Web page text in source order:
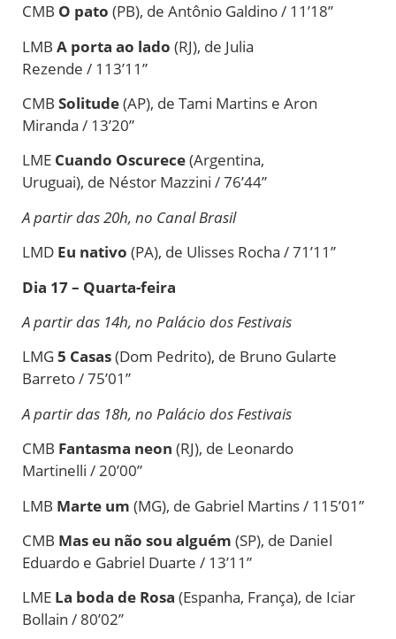
CMB O pato (PB), de Antônio Galdino / 11’18”
LMB A porta ao lado (RJ), de Julia
Rezende / 113’11”
CMB Solitude(AP), de Tami Martins e Aron
Miranda / 13’20”
LME Cuando Oscurece(Argentina,
Uruguai), de Néstor Mazzini / 76’44”
A partir das 20h, no Canal Brasil
LMD Eu nativo (PA), de Ulisses Rocha / 71’11”
Dia 17 – Quarta-feira
A partir das 14h, no Palácio dos Festivais
LMG5 Casas(Dom Pedrito), de Bruno Gularte
Barreto / 75’01”
A partir das 18h, no Palácio dos Festivais
CMB Fantasma neon (RJ), de Leonardo
Martinelli / 20’00”
LMB Marte um (MG), de Gabriel Martins / 115’01”
CMB Mas eu não sou alguém (SP), de Daniel
Eduardo e Gabriel Duarte / 13’11”
LME La boda de Rosa (Espanha, França), de Iciar
Bollain / 80’02”